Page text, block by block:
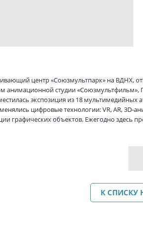
центр «Союзмультпарк» на ВДНХ,
анимационной студии
экспозиция из 18
цифровые технологии: VR, AR, 3D-
графических объектов. Ежегодно здесь
К СПИСКУ